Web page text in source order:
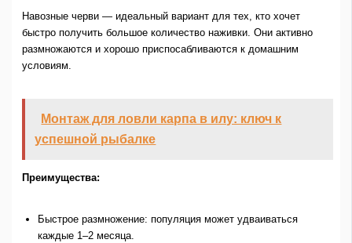
Навозные черви — идеальный вариант для тех, кто хочет
быстро получить большое количество наживки. Они активно
размножаются и хорошо приспосабливаются к домашним
условиям.
Монтаж для ловли карпа в илу: ключ к
успешной рыбалке
Преимущества:
Быстрое размножение: популяция может удваиваться
каждые 1–2 месяца.